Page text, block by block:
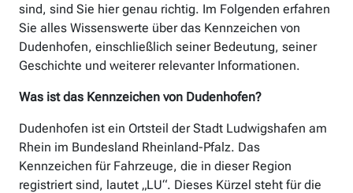
sind, sind Sie hier genau richtig. Im Folgenden erfahren
Sie alles Wissenswerte über das Kennzeichen von
Dudenhofen, einschließlich seiner Bedeutung, seiner
Geschichte und weiterer relevanter Informationen.
Was ist das Kennzeichen von Dudenhofen?
Dudenhofen ist ein Ortsteil der Stadt Ludwigshafen am
Rhein im Bundesland Rheinland-Pfalz. Das
Kennzeichen für Fahrzeuge, die in dieser Region
registriert sind, lautet „LU“. Dieses Kürzel steht für die